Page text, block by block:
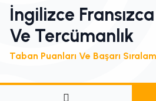
İngilizce
Ve Tercümanlık
Taban Puanları Ve Başarı